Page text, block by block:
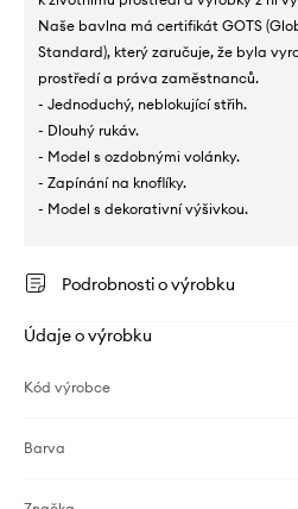
Naše bavlna má certifikát GOTS
Standard), který zaručuje, že byla
prostředí a práva zaměstnanců.
- Jednoduchý, neblokující střih.
- Dlouhý rukáv.
- Model s ozdobnými volánky.
- Zapínání na knoflíky.
- Model s dekorativní výšivkou.
Podrobnosti o výrobku
Údaje o výrobku
Kód výrobce
Barva